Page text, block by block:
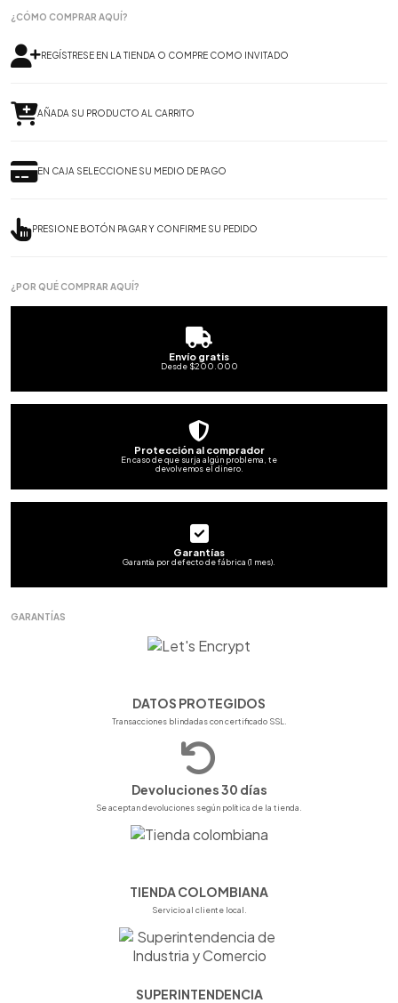
¿CÓMO COMPRAR AQUÍ?
REGÍSTRESE EN LA TIENDA O COMPRE COMO INVITADO
AÑADA SU PRODUCTO AL CARRITO
EN CAJA SELECCIONE SU MEDIO DE PAGO
PRESIONE BOTÓN PAGAR Y CONFIRME SU PEDIDO
¿POR QUÉ COMPRAR AQUÍ?
Envío gratis
Desde $200.000
Protección al comprador
En caso de que surja algún problema, te
devolvemos el dinero.
Garantías
Garantía por defecto de fábrica (1 mes).
GARANTÍAS
DATOS PROTEGIDOS
Transacciones blindadas con certificado SSL.
Devoluciones 30 días
Se aceptan devoluciones según política de la tienda.
TIENDA COLOMBIANA
Servicio al cliente local.
SUPERINTENDENCIA